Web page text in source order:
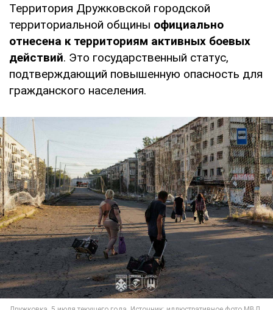
Территория Дружковской городской
территориальной общины официально
отнесена к территориям активных боевых
действий. Это государственный статус,
подтверждающий повышенную опасность для
гражданского населения.